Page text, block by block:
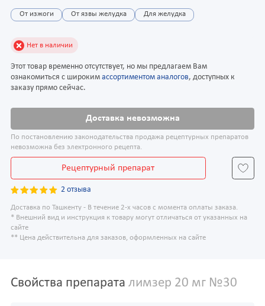
От изжоги От язвы желудка Для желудка
Нет в наличии
Этот товар временно отсутствует, но мы предлагаем Вам
ознакомиться с широким ассортиментом аналогов, доступных к
заказу прямо сейчас.
Доставка невозможна
По постановлению законодательства продажа рецептурных препаратов
невозможна без электронного рецепта.
Рецептурный препарат
2 отзыва
Доставка по Ташкенту - В течение 2-х часов с момента оплаты заказа.
* Внешний вид и инструкция к товару могут отличаться от указанных на
сайте
** Цена действительна для заказов, оформленных на сайте
Свойства препарата лимзер 20 мг №30